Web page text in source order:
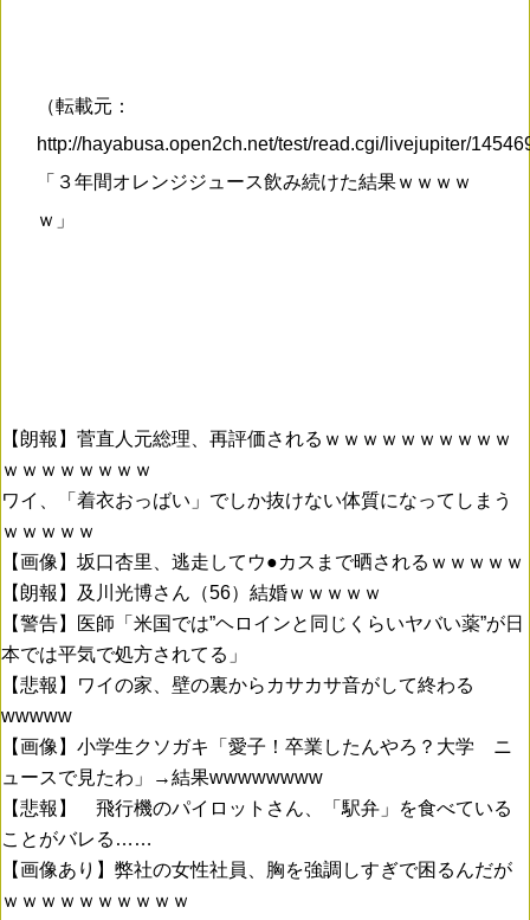
（転載元：
http://hayabusa.open2ch.net/test/read.cgi/livejupiter/
「３年間オレンジジュース飲み続けた結果ｗｗｗｗ
ｗ」
【朗報】菅直人元総理、再評価されるｗｗｗｗｗｗｗｗｗｗ
ｗｗｗｗｗｗｗｗ
ワイ、「着衣おっばい」でしか抜けない体質になってしまう
ｗｗｗｗｗ
【画像】坂口杏里、逃走してウ●カスまで晒されるｗｗｗｗｗ
【朗報】及川光博さん（56）結婚ｗｗｗｗｗ
【警告】医師「米国では”ヘロインと同じくらいヤバい薬”が日
本では平気で処方されてる」
【悲報】ワイの家、壁の裏からカサカサ音がして終わる
wwwww
【画像】小学生クソガキ「愛子！卒業したんやろ？大学 ニ
ュースで見たわ」→結果wwwwwwww
【悲報】 飛行機のパイロットさん、「駅弁」を食べている
ことがバレる……
【画像あり】弊社の女性社員、胸を強調しすぎで困るんだが
ｗｗｗｗｗｗｗｗｗｗ